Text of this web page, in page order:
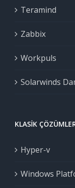
Teramind
Zabbix
Workpuls
Solarwinds
KLASIK
Hyper-v
Windows